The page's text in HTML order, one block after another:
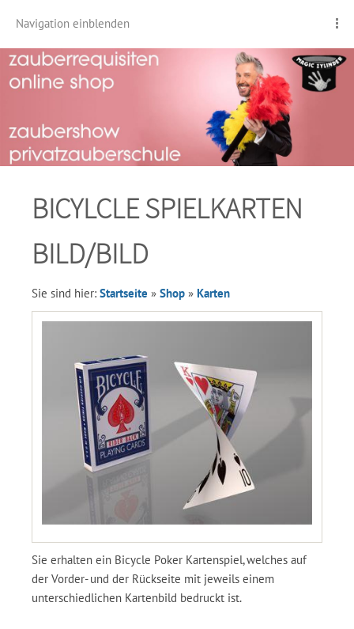
Navigation einblenden
BICYLCLE SPIELKARTEN
BILD/BILD
Sie sind hier: Startseite » Shop » Karten
Sie erhalten ein Bicycle Poker Kartenspiel, welches auf
der Vorder- und der Rückseite mit jeweils einem
unterschiedlichen Kartenbild bedruckt ist.